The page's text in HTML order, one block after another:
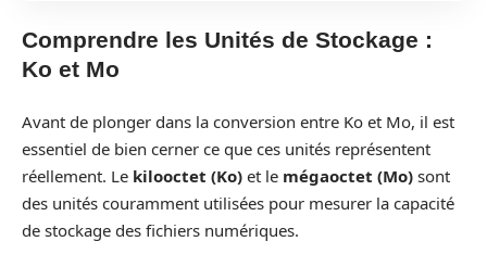
Comprendre les Unités de Stockage :
Ko et Mo
Avant de plonger dans la conversion entre Ko et Mo, il est
essentiel de bien cerner ce que ces unités représentent
réellement. Le kilooctet (Ko) et le mégaoctet (Mo) sont
des unités couramment utilisées pour mesurer la capacité
de stockage des fichiers numériques.